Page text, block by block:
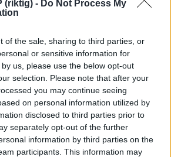
(riktig) - Do Not Process My
of the sale, sharing to third parties, or
or sensitive information for
us, please use the below opt-out
selection. Please note that after your
you may continue seeing
on personal information utilized by
disclosed to third parties prior to
separately opt-out of the further
information by third parties on the
participants. This information may
Alarm
om USAs
minkende
våpenlagre
USA:
Hormuz-
avtale
kan
ventes
snart